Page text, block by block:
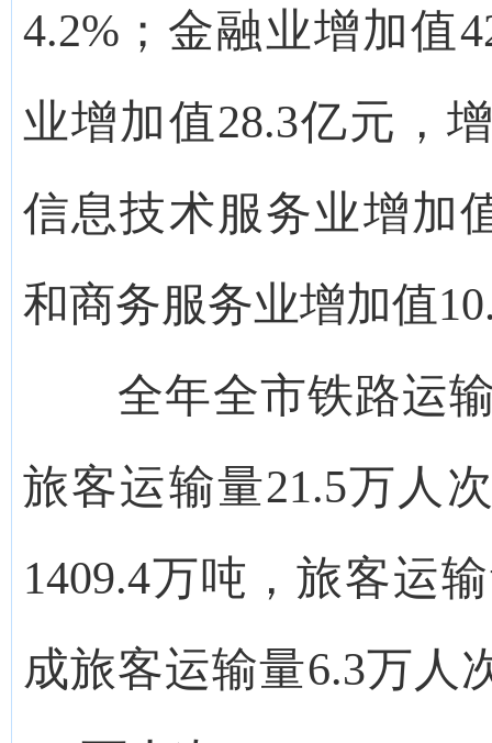
4.2%；金融业增加值
业增加值28.3亿元，
信息技术服务业增加
和商务服务业增加值
全年全市铁路运输
旅客运输量21.5万人
1409.4万吨，旅客运
成旅客运输量6.3万人